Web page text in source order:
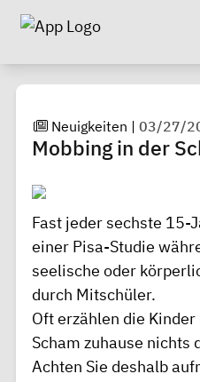
Neuigkeiten |03/27/
Mobbing in der
Fast jeder sechste 15-
einer Pisa-Studie
seelische oder
durch Mitschüler.
Oft erzählen die
Scham zuhause nichts
Achten Sie deshalb